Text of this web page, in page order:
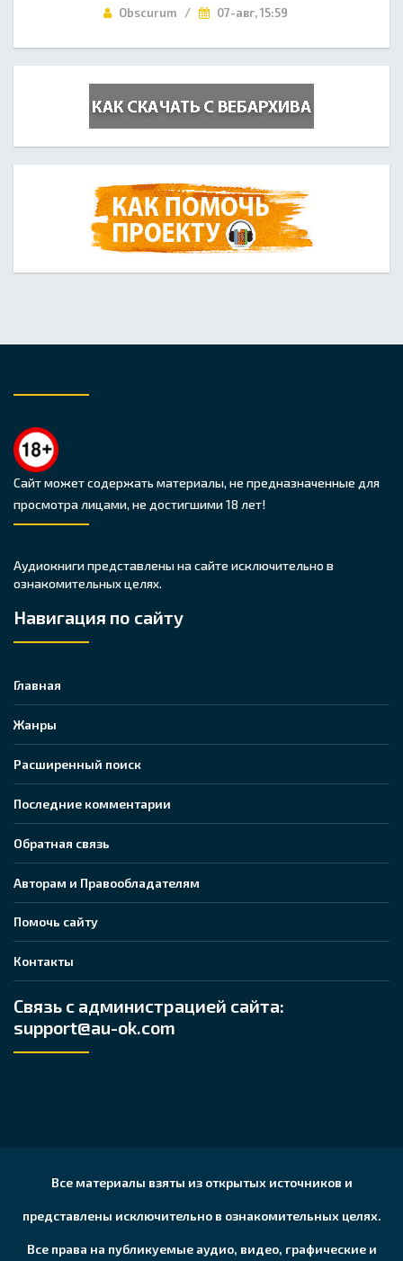
Obscurum / 07-авг, 15:59
Сайт может содержать материалы, не предназначенные для
просмотра лицами, не достигшими 18 лет!
Аудиокниги представлены на сайте исключительно в
ознакомительных целях.
Навигация по сайту
Главная
Жанры
Расширенный поиск
Последние комментарии
Обратная связь
Авторам и Правообладателям
Помочь сайту
Контакты
Связь с администрацией сайта:
support@au-ok.com
Все материалы взяты из открытых источников и
представлены исключительно в ознакомительных целях.
Все права на публикуемые аудио, видео, графические и